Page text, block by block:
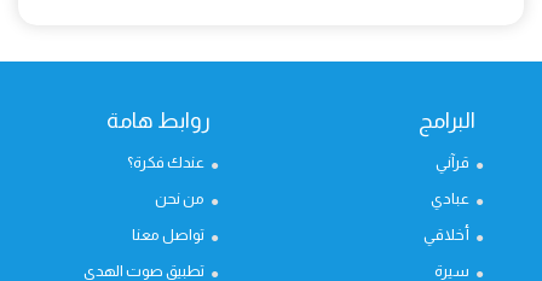
البرامج
قرآني
عبادي
أخلاقي
سيرة
روابط هامة
عندك فكرة؟
من نحن
تواصل معنا
تطبيق صوت الهدى